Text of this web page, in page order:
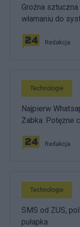
Groźna
włamaniu do
Redakcja
Technologie
Najpierw
Żabka. Potężne
Redakcja
Technologie
SMS od ZUS,
pułapka